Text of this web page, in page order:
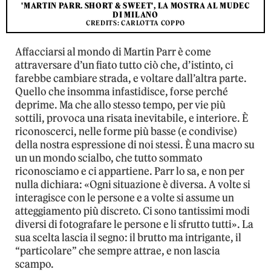
'MARTIN PARR. SHORT & SWEET', LA MOSTRA AL MUDEC
DI MILANO
CREDITS: CARLOTTA COPPO
Affacciarsi al mondo di Martin Parr è come
attraversare d’un fiato tutto ciò che, d’istinto, ci
farebbe cambiare strada, e voltare dall’altra parte.
Quello che insomma infastidisce, forse perché
deprime. Ma che allo stesso tempo, per vie più
sottili, provoca una risata inevitabile, e interiore. È
riconoscerci, nelle forme più basse (e condivise)
della nostra espressione di noi stessi. È una macro su
un un mondo scialbo, che tutto sommato
riconosciamo e ci appartiene. Parr lo sa, e non per
nulla dichiara: «Ogni situazione è diversa. A volte si
interagisce con le persone e a volte siassume un
atteggiamento più discreto. Ci sono tantissimi modi
diversi di fotografare le persone e li sfrutto tutti».La
sua scelta lascia il segno: il brutto ma intrigante, il
“particolare” che sempre attrae, e non lascia
scampo.